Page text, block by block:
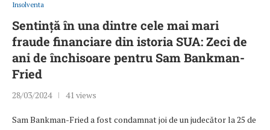
Insolventa
Sentință în una dintre cele mai mari
fraude financiare din istoria SUA: Zeci de
ani de închisoare pentru Sam Bankman-
Fried
28/03/2024 41 views
Sam Bankman-Fried a fost condamnat joi de un judecător la 25 de